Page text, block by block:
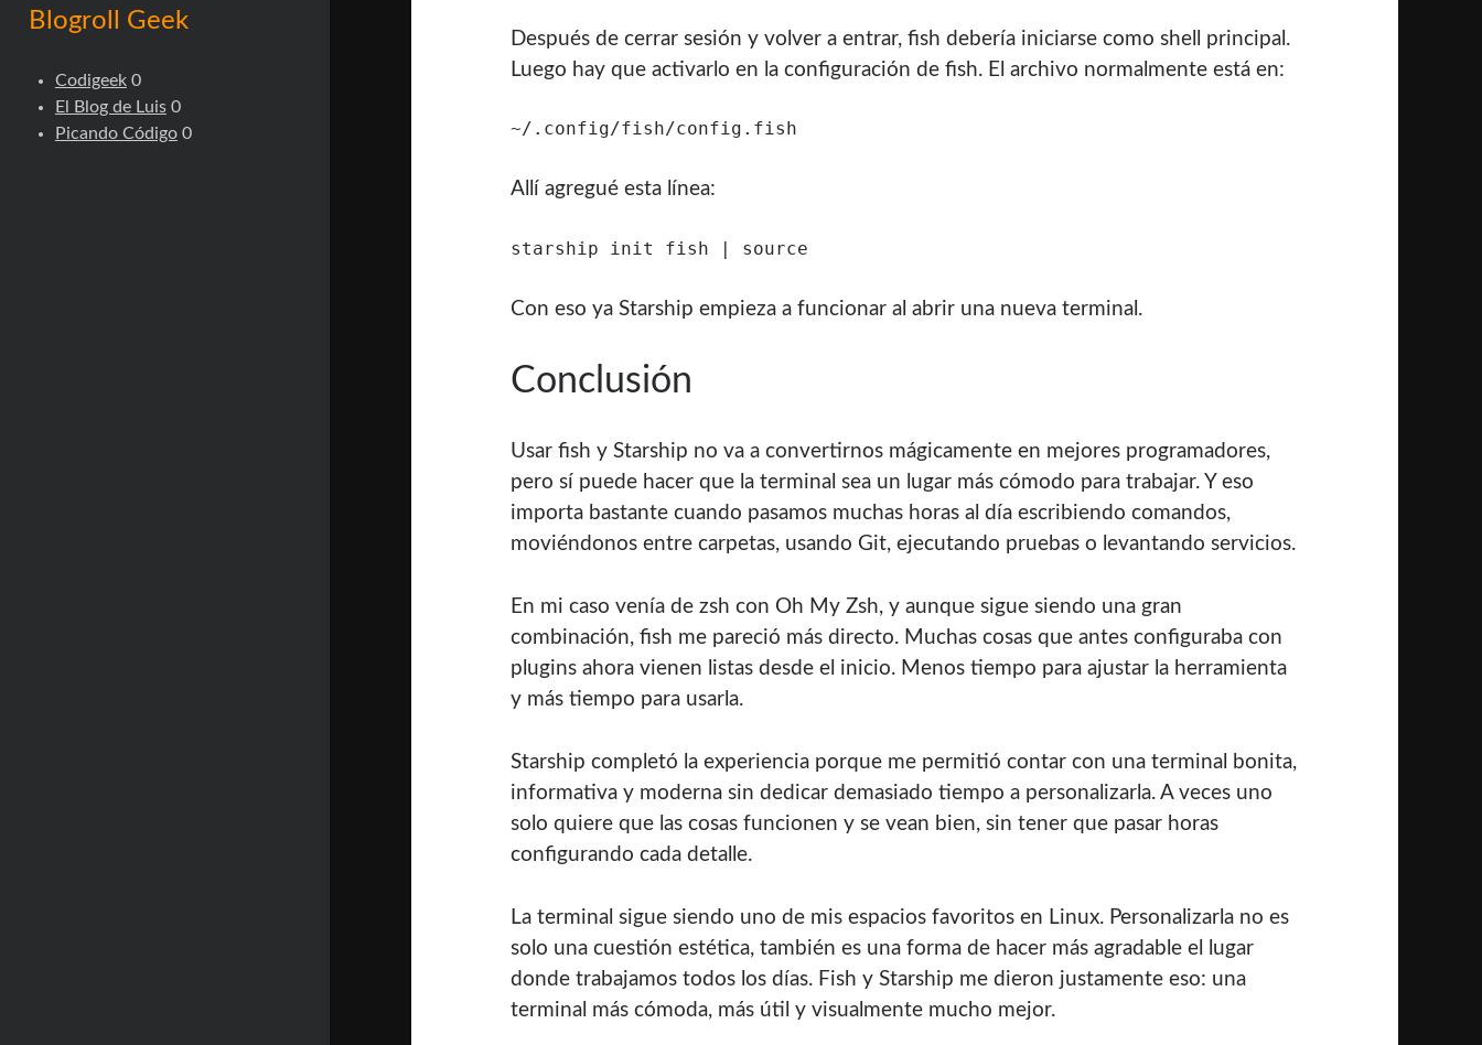
Blogroll Geek
Codigeek0
El Blog de Luis0
Picando Código0
Después de cerrar sesión y volver a entrar, fish debería iniciarse como shell principal.
Luego hay que activarlo en la configuración de fish. El archivo normalmente está en:
~/.config/fish/config.fish
Allí agregué esta línea:
starship init fish | source
Con eso ya Starship empieza a funcionar al abrir una nueva terminal.
Conclusión
Usar fish y Starship no va a convertirnos mágicamente en mejores programadores,
pero sí puede hacer que la terminal sea un lugar más cómodo para trabajar. Y eso
importa bastante cuando pasamos muchas horas al día escribiendo comandos,
moviéndonos entre carpetas, usando Git, ejecutando pruebas o levantando servicios.
En mi caso venía de zsh con Oh My Zsh, y aunque sigue siendo una gran
combinación, fish me pareció más directo. Muchas cosas que antes configuraba con
plugins ahora vienen listas desde el inicio. Menos tiempo para ajustar la herramienta
y más tiempo para usarla.
Starship completó la experiencia porque me permitió contar con una terminal bonita,
informativa y moderna sin dedicar demasiado tiempo a personalizarla. A veces uno
solo quiere que las cosas funcionen y se vean bien, sin tener que pasar horas
configurando cada detalle.
La terminal sigue siendo uno de mis espacios favoritos en Linux. Personalizarla no es
solo una cuestión estética, también es una forma de hacer más agradable el lugar
donde trabajamos todos los días. Fish y Starship me dieron justamente eso: una
terminal más cómoda, más útil y visualmente mucho mejor.